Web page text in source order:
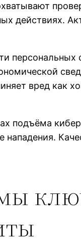
действиях.
персональных
вред как
подъёма